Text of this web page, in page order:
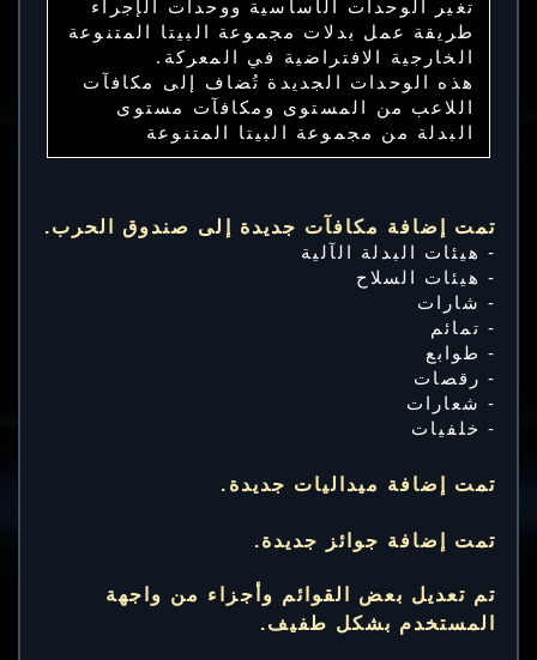
تغير الوحدات الأساسية ووحدات الإجراء
طريقة عمل بدلات مجموعة البيتا المتنوعة
الخارجية الافتراضية في المعركة.
هذه الوحدات الجديدة تُضاف إلى مكافآت
اللاعب من المستوى ومكافآت مستوى
البدلة من مجموعة البيتا المتنوعة
تمت إضافة مكافآت جديدة إلى صندوق الحرب.
- هيئات البدلة الآلية
- هيئات السلاح
- شارات
- تمائم
- طوابع
- رقصات
- شعارات
- خلفيات
تمت إضافة ميداليات جديدة.
تمت إضافة جوائز جديدة.
تم تعديل بعض القوائم وأجزاء من واجهة
المستخدم بشكل طفيف.